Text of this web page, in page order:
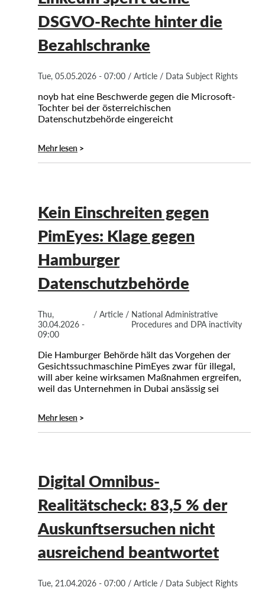
DSGVO-Rechte hinter die
Bezahlschranke
Tue, 05.05.2026 - 07:00 / Article / Data Subject Rights
noyb hat eine Beschwerde gegen die Microsoft-
Tochter bei der österreichischen
Datenschutzbehörde eingereicht
Mehr lesen
Kein Einschreiten gegen
PimEyes: Klage gegen
Hamburger
Datenschutzbehörde
Thu,
30.04.2026 -
09:00
/ Article/ National Administrative
Procedures and DPA inactivity
Die Hamburger Behörde hält das Vorgehen der
Gesichtssuchmaschine PimEyes zwar für illegal,
will aber keine wirksamen Maßnahmen ergreifen,
weil das Unternehmen in Dubai ansässig sei
Mehr lesen
Digital Omnibus-
Realitätscheck: 83,5 % der
Auskunftsersuchen nicht
ausreichend beantwortet
Tue, 21.04.2026 - 07:00 / Article / Data Subject Rights